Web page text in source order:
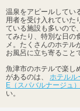
温泉をアピールしてい
用者を受け入れていた
ている施設も多いので
てみたり、特別な日の
メ。たくさんのホテル
お風呂に立ち寄ること
魚津市のホテルで楽し
があるのは、 ホテルル
E（スパバルナージュ）
い。